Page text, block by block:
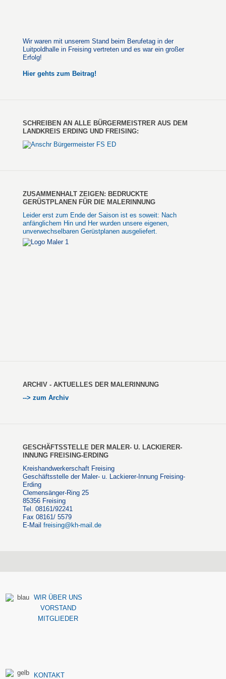
Wir waren mit unserem Stand beim Berufetag in der
Luitpoldhalle in Freising vertreten und es war ein großer
Erfolg!
Hier gehts zum Beitrag!
SCHREIBEN AN ALLE BÜRGERMEISTRER AUS DEM
LANDKREIS ERDING UND FREISING:
ZUSAMMENHALT ZEIGEN: BEDRUCKTE
GERÜSTPLANEN FÜR DIE MALERINNUNG
Leider erst zum Ende der Saison ist es soweit: Nach
anfänglichem Hin und Her wurden unsere eigenen,
unverwechselbaren Gerüstplanen ausgeliefert.
ARCHIV - AKTUELLES DER MALERINNUNG
--> zum Archiv
GESCHÄFTSSTELLE DER MALER- U. LACKIERER-
INNUNG FREISING-ERDING
Kreishandwerkerschaft Freising
Geschäftsstelle der Maler- u. Lackierer-Innung Freising-
Erding
Clemensänger-Ring 25
85356 Freising
Tel. 08161/92241
Fax 08161/ 5579
E-Mail freising@kh-mail.de
WIR ÜBER UNS
VORSTAND
MITGLIEDER
KONTAKT